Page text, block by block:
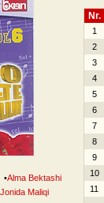
•Alma Bektashi
Jonida Maliqi
Nr.
1
2
3
4
5
6
7
8
9
10
11